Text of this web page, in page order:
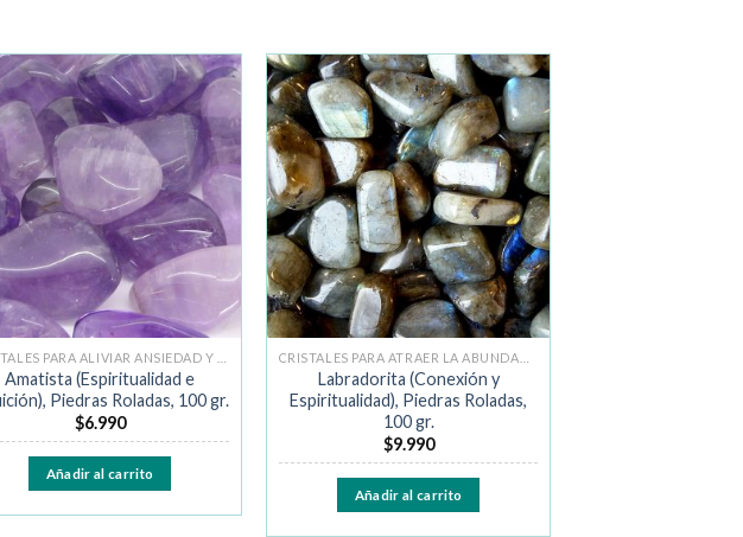
Añadir
lista de
deseos
Amatista (Espiritualidad e
Piedras Roladas, 100 gr.
$6.990
Añadir al carrito
Añadir
a la
lista de
deseos
Labradorita (Conexión y
Espiritualidad), Piedras Roladas,
100 gr.
$9.990
Añadir al carrito